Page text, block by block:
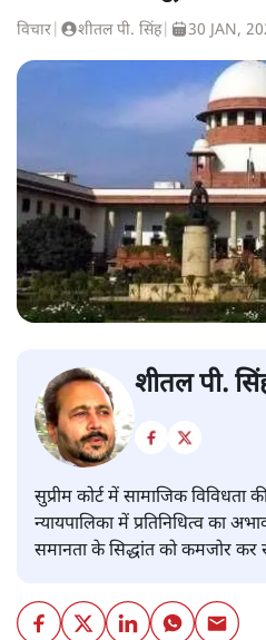
विचार शीतल पी. सिंह| 30 JAN,
शीतल पी.
सुप्रीम कोर्ट में सामाजिक
न्यायपालिका में प्रतिनिधित्व का
समानता के सिद्धांत को कमजोर कर